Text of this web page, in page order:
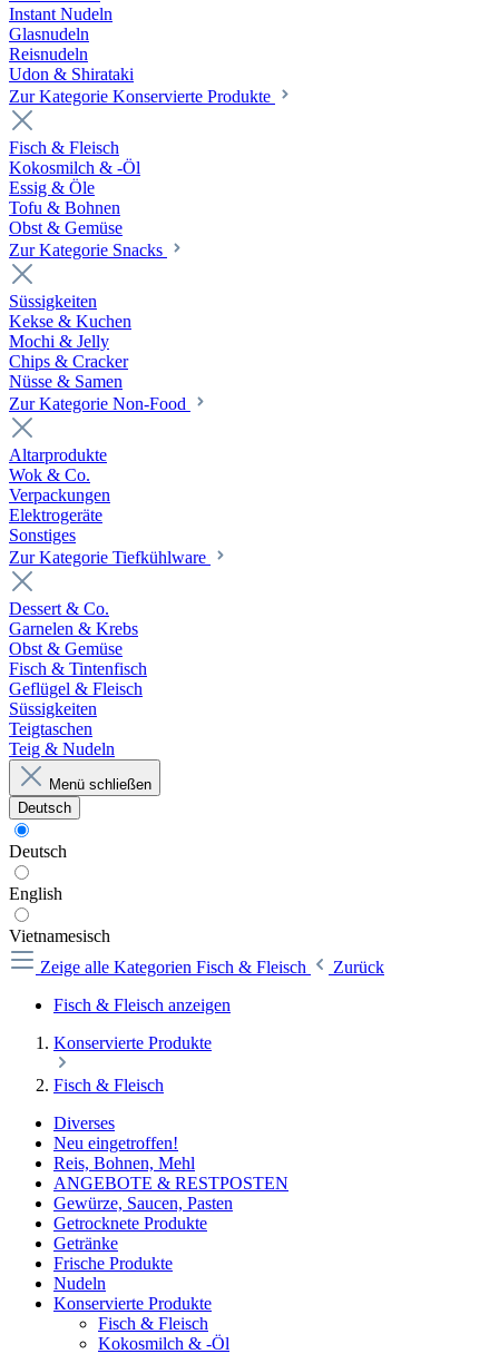
Instant Nudeln
Glasnudeln
Reisnudeln
Udon & Shirataki
Zur Kategorie Konservierte Produkte
Fisch & Fleisch
Kokosmilch & -Öl
Essig & Öle
Tofu & Bohnen
Obst & Gemüse
Zur Kategorie Snacks
Süssigkeiten
Kekse & Kuchen
Mochi & Jelly
Chips & Cracker
Nüsse & Samen
Zur Kategorie Non-Food
Altarprodukte
Wok & Co.
Verpackungen
Elektrogeräte
Sonstiges
Zur Kategorie Tiefkühlware
Dessert & Co.
Garnelen & Krebs
Obst & Gemüse
Fisch & Tintenfisch
Geflügel & Fleisch
Süssigkeiten
Teigtaschen
Teig & Nudeln
Menü schließen
Deutsch
Deutsch
English
Vietnamesisch
Zeige alle Kategorien Fisch & Fleisch
Zurück
Fisch & Fleisch anzeigen
Konservierte Produkte
Fisch & Fleisch
Diverses
Neu eingetroffen!
Reis, Bohnen, Mehl
ANGEBOTE & RESTPOSTEN
Gewürze, Saucen, Pasten
Getrocknete Produkte
Getränke
Frische Produkte
Nudeln
Konservierte Produkte
Fisch & Fleisch
Kokosmilch & -Öl